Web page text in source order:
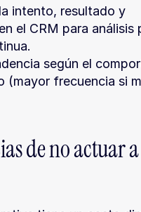
intento, resultado y
el CRM para análisis
según el
(mayor frecuencia si
de no actuar a